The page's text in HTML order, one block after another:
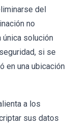
del
no
única solución
si se
en una ubicación
a los
sus datos